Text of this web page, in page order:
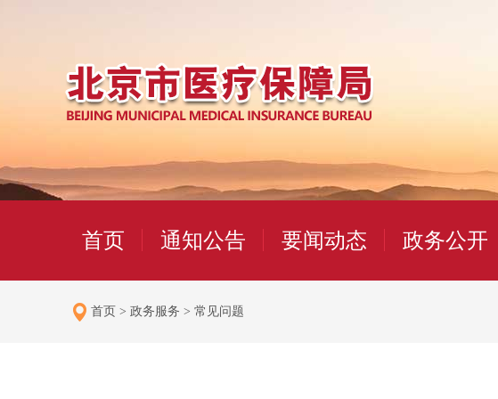
首页 通知公告 要闻动态 政务公开
首页 > 政务服务 > 常见问题